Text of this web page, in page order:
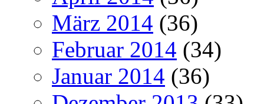
März 2014 (36)
Februar 2014 (34)
Januar 2014 (36)